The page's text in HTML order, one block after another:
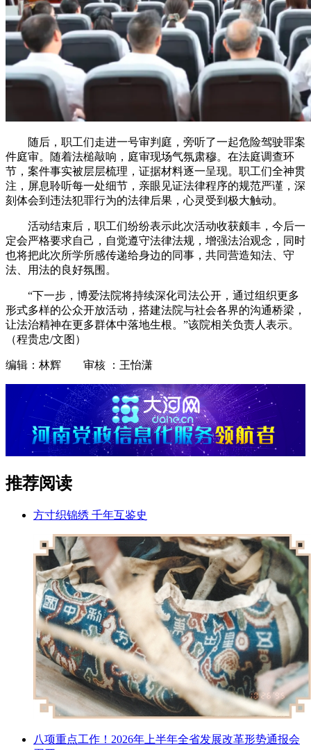
随后，职工们走进一号审判庭，旁听了一起危险驾驶罪案
件庭审。随着法槌敲响，庭审现场气氛肃穆。在法庭调查环
节，案件事实被层层梳理，证据材料逐一呈现。职工们全神贯
注，屏息聆听每一处细节，亲眼见证法律程序的规范严谨，深
刻体会到违法犯罪行为的法律后果，心灵受到极大触动。
活动结束后，职工们纷纷表示此次活动收获颇丰，今后一
定会严格要求自己，自觉遵守法律法规，增强法治观念，同时
也将把此次所学所感传递给身边的同事，共同营造知法、守
法、用法的良好氛围。
“下一步，博爱法院将持续深化司法公开，通过组织更多
形式多样的公众开放活动，搭建法院与社会各界的沟通桥梁，
让法治精神在更多群体中落地生根。”该院相关负责人表示。
（程贵忠/文图）
编辑：林辉 审核 ：王怡潇
推荐阅读
方寸织锦绣 千年互鉴史
八项重点工作！2026年上半年全省发展改革形势通报会